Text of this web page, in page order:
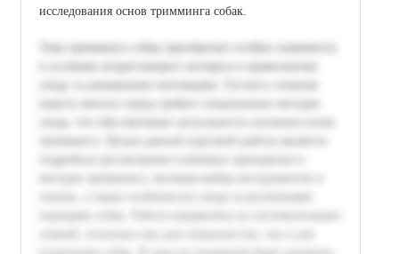
исследования основ тримминга собак.